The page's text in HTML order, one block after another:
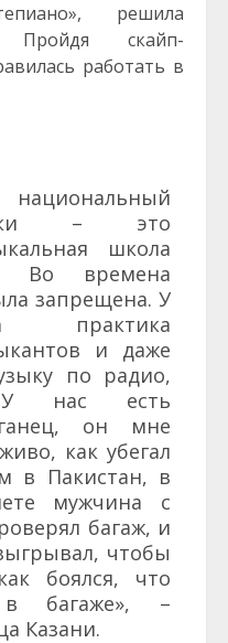
решила
Пройдя скайп-
работать в
– это
школа
Во времена
запрещена. У
практика
и даже
по радио,
У нас есть
он мне
как убегал
в Пакистан, в
мужчина с
багаж, и
чтобы
боялся, что
в багаже», –
Казани.